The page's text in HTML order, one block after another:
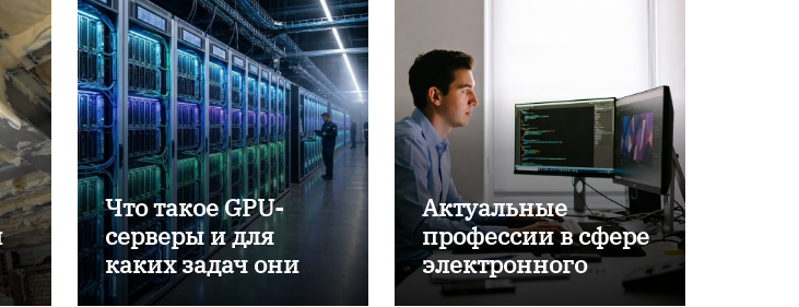
Что такое GPU-
серверы и для
каких задач они
применяются
Актуальные
профессии в сфере
электронного
обучения